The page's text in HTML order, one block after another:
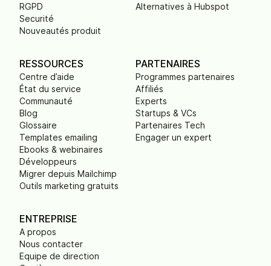
RGPD
Securité
Nouveautés produit
Alternatives à Hubspot
RESSOURCES
Centre d’aide
État du service
Communauté
Blog
Glossaire
Templates emailing
Ebooks & webinaires
Développeurs
Migrer depuis Mailchimp
Outils marketing gratuits
PARTENAIRES
Programmes partenaires
Affiliés
Experts
Startups & VCs
Partenaires Tech
Engager un expert
ENTREPRISE
A propos
Nous contacter
Equipe de direction